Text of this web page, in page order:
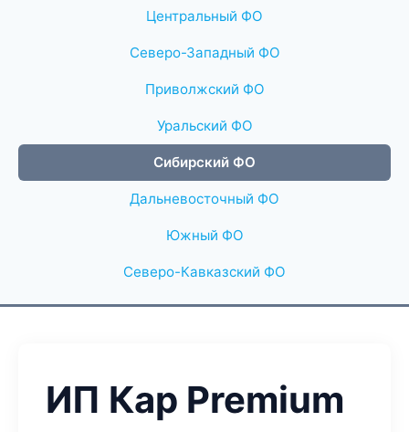
Центральный ФО
Северо-Западный ФО
Приволжский ФО
Уральский ФО
Сибирский ФО
Дальневосточный ФО
Южный ФО
Северо-Кавказский ФО
ИП Кар Premium